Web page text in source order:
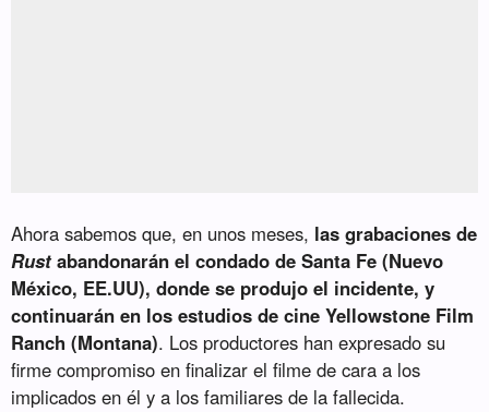
Ahora sabemos que, en unos meses, las grabaciones de
Rustabandonarán el condado de Santa Fe (Nuevo
México, EE.UU), donde se produjo el incidente, y
continuarán en los estudios de cine Yellowstone Film
Ranch (Montana). Los productores han expresado su
firme compromiso en finalizar el filme de cara a los
implicados en él y a los familiares de la fallecida.